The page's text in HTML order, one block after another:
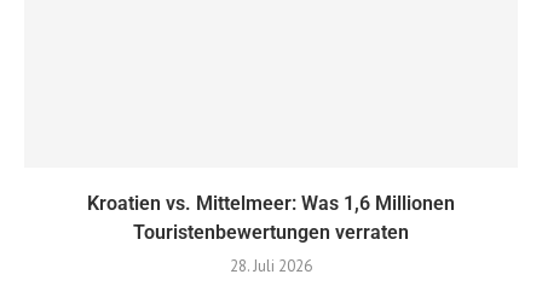
Kroatien vs. Mittelmeer: ​​Was 1,6 Millionen
Touristenbewertungen verraten
28. Juli 2026